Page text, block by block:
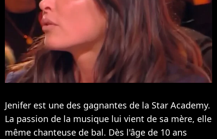
Jenifer est une des gagnantes de la Star Academy.
La passion de la musique lui vient de sa mère, elle
même chanteuse de bal. Dès l'âge de 10 ans